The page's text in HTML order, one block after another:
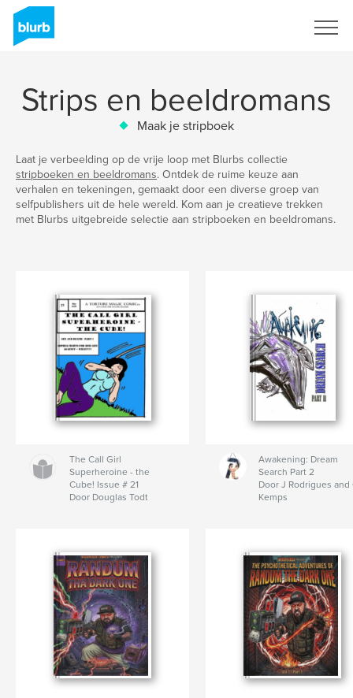
Strips en beeldromans
Maak je stripboek
Laat je verbeelding op de vrije loop met Blurbs collectie
stripboeken en beeldromans. Ontdek de ruime keuze aan
verhalen en tekeningen, gemaakt door een diverse groep van
selfpublishers uit de hele wereld. Kom aan je creatieve trekken
met Blurbs uitgebreide selectie aan stripboeken en beeldromans.
The Call Girl
Superheroine - the
Cube! Issue # 21
Door Douglas Todt
Awakening: Dream
Search Part 2
Door J Rodrigues and
Kemps